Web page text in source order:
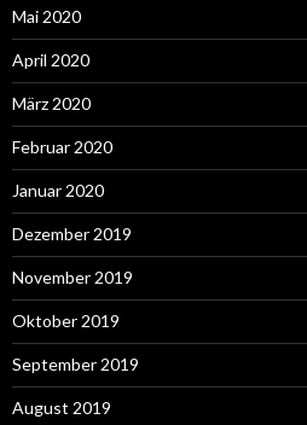
Mai 2020
April 2020
März 2020
Februar 2020
Januar 2020
Dezember 2019
November 2019
Oktober 2019
September 2019
August 2019